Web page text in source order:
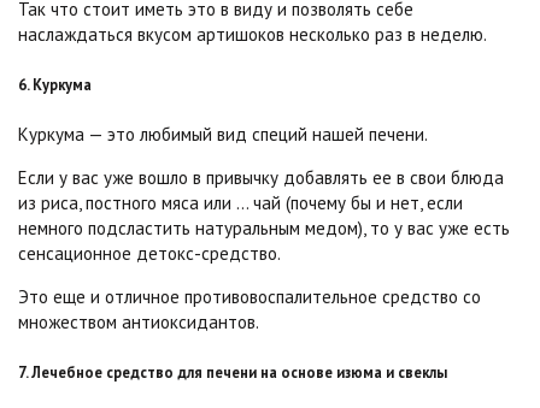
Так что стоит иметь это в виду и позволять себе
наслаждаться вкусом артишоков несколько раз в неделю.
6. Куркума
Куркума — это любимый вид специй нашей печени.
Если у вас уже вошло в привычку добавлять ее в свои блюда
из риса, постного мяса или … чай (почему бы и нет, если
немного подсластить натуральным медом), то у вас уже есть
сенсационное детокс-средство.
Это еще и отличное противовоспалительное средство со
множеством антиоксидантов.
7. Лечебное средство для печени на основе изюма и свеклы